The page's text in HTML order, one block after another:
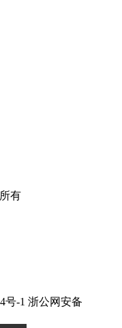
有
号-1 浙公网安备